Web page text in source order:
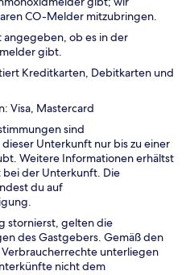
CO-Melder mitzubringen.
ob es in der
gibt.
Kreditkarten, Debitkarten und
Visa, Mastercard
sind
Unterkunft nur bis zu einer
Weitere Informationen erhältst
der Unterkunft. Die
du auf
stornierst, gelten die
des Gastgebers. Gemäß den
unterliegen
nicht dem